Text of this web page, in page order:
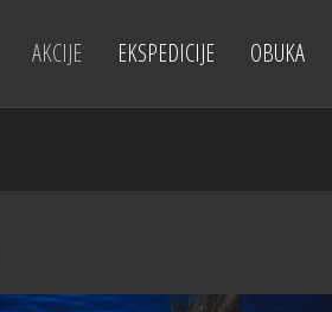
AKCIJE EKSPEDICIJE OBUKA